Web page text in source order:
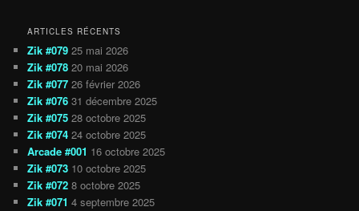
ARTICLES RÉCENTS
Zik #079 25 mai 2026
Zik #078 20 mai 2026
Zik #077 26 février 2026
Zik #076 31 décembre 2025
Zik #075 28 octobre 2025
Zik #074 24 octobre 2025
Arcade #001 16 octobre 2025
Zik #073 10 octobre 2025
Zik #072 8 octobre 2025
Zik #071 4 septembre 2025